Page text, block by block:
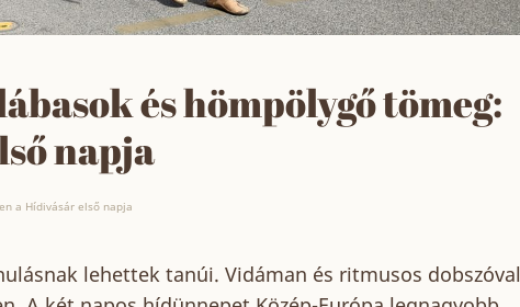
és hömpölygő tömeg:
napja
a Hídivásár első napja
lehettek tanúi. Vidáman és ritmusos dobszóval